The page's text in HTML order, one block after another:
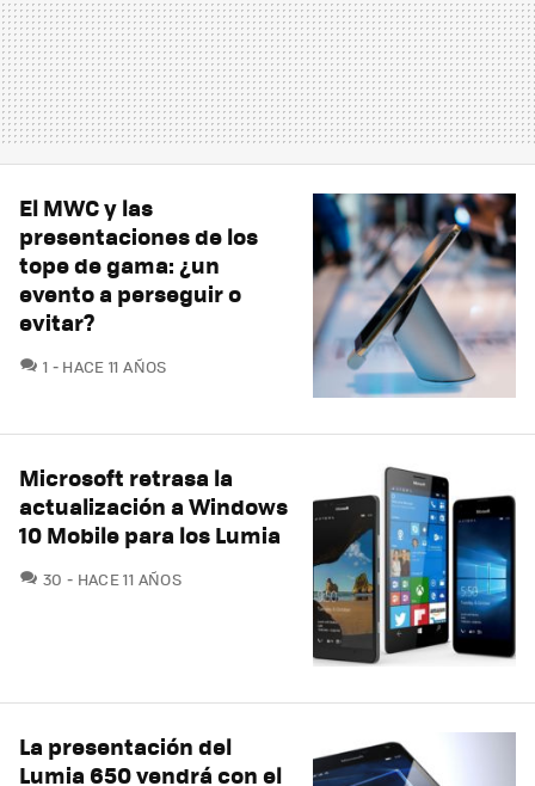
El MWC y las
presentaciones de los
tope de gama: ¿un
evento a perseguir o
evitar?
1 COMENTARIOS
HACE 11 AÑOS
Microsoft retrasa la
actualización a Windows
10 Mobile para los Lumia
30 COMENTARIOS
HACE 11 AÑOS
La presentación del
Lumia 650 vendrá con el